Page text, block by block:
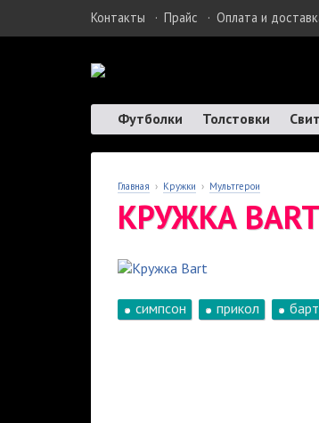
Контакты · Прайс · Оплата и
Футболки
Толстовки
Главная › Кружки › Мультгерои
КРУЖКА
симпсон прикол барт